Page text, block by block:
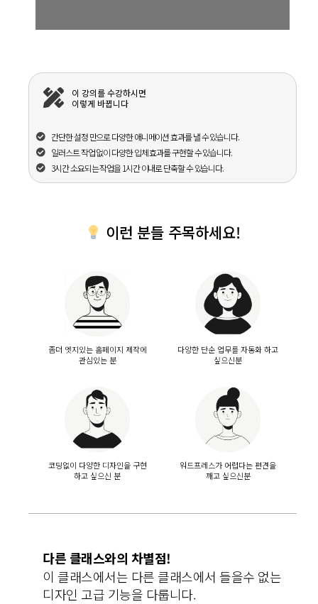
이 강의를 수강하시면
이렇게 바뀝니다
간단한 설정 만으로 다양한 애니메이션 효과를 낼 수 있습니다.
일러스트 작업 없이 다양한 입체 효과를 구현할 수 있습니다.
3시간 소요되는 작업을 1시간 이내로 단축할 수 있습니다.
이런 분들 주목하세요!
좀더 엣지있는 홈페이지 제작에
관심있는 분
다양한 단순 업무를 자동화 하고
싶으신분
코딩없이 다양한 디자인을 구현
하고 싶으신 분
워드프레스가 어렵다는 편견을
깨고 싶으신분
다른 클래스와의 차별점!
이 클래스에서는 다른 클래스에서 들을수 없는
디자인 고급 기능을 다룹니다.